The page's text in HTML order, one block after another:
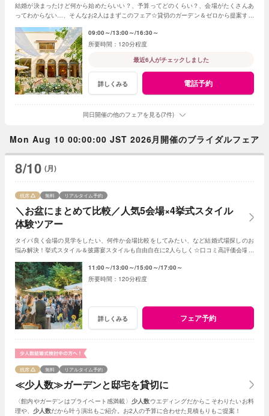
結婚が決まったけど何から始めたらいい？、予算ってどのくらい？、会場がたくさんあ
ってわからない…、そんなお2人はまずこのフェア☆貸切のガーデン＆ゼロから提案する
09:00～ 13:00～ 16:30～
120分程度
最近6人がチェックしました
詳しくみる 電話予約
同日開催の他のフェアを見る(7件)
Mon Aug 10 00:00:00 JST 2026月開催のブライダルフェア
8/10 (月)
＼お盆にまとめて比較／人気5会場×4挙式スタイル
体験ツアー
残席 無料 リアルタイム予約
タイパ良く会場の見学をしたい、何件か会場比較をしてみたい、など結婚式場探しのお
悩み解決！挙式スタイル＆披露宴スタイルも自由自在に2人らしく☆口コミ高評価会場を
11:00～ 13:00～ 15:00～ 17:00～
120分程度
詳しくみる フェア予約
≪少人数≫ガーデンと邸宅を貸切に
残席 無料 リアルタイム予約
〈館内やガーデンはプライベート感満載〉 少人数ウエディングだからこそわりたいお料
理や、 少人数だから叶う演出もご紹介。お2人の予算に合わせた見積もりもご提案！